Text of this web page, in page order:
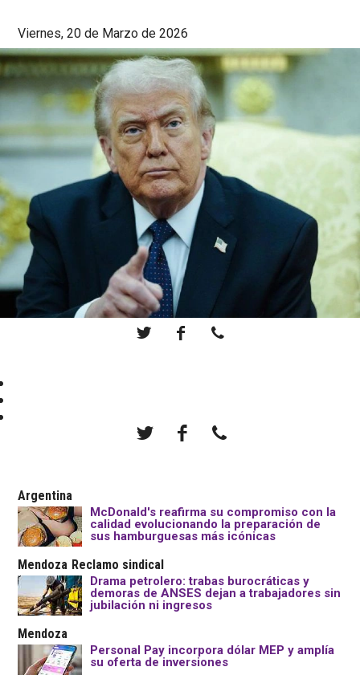
Viernes, 20 de Marzo de 2026
Argentina
McDonald's reafirma su compromiso con la
calidad evolucionando la preparación de
sus hamburguesas más icónicas
Mendoza Reclamo sindical
Drama petrolero: trabas burocráticas y
demoras de ANSES dejan a trabajadores sin
jubilación ni ingresos
Mendoza
Personal Pay incorpora dólar MEP y amplía
su oferta de inversiones